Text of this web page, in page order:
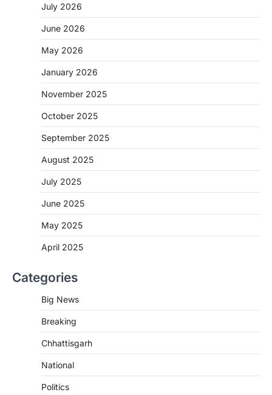
July 2026
June 2026
May 2026
January 2026
November 2025
October 2025
September 2025
August 2025
July 2025
June 2025
May 2025
April 2025
Categories
Big News
Breaking
Chhattisgarh
National
Politics
CHHATTISGARH
CG: 1 से 19 वर्ष तक के बच्चों को निःशुल्क दी
जाएगी एल्बेंडाजोल
More Khabar August 7, 2026
रायपुर। राष्ट्रीय कृमि मुक्ति दिवस भारत सरकार द्वारा
CHHATTISGARH
जशपुर जिले की 5 माह की मासूम…
CG: छिपली की दीदियों का कमाल, बकरी